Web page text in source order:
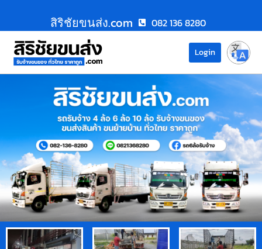
สิริชัยขนส่ง.com 082 136 8280
Login